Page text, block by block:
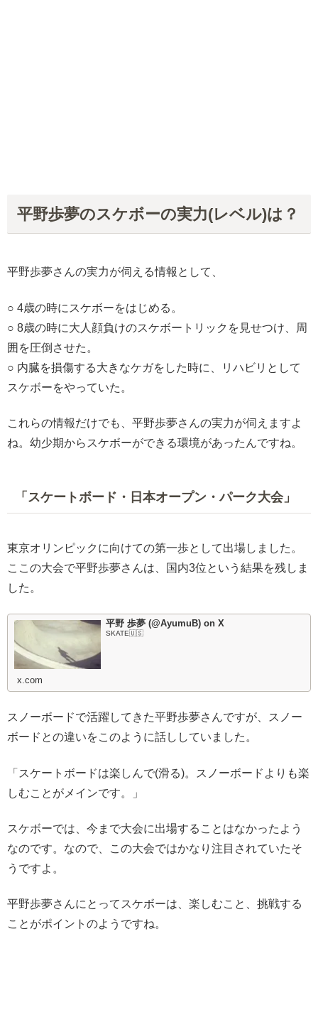
平野歩夢のスケボーの実力(レベル)は？
平野歩夢さんの実力が伺える情報として、
○ 4歳の時にスケボーをはじめる。
○ 8歳の時に大人顔負けのスケボートリックを見せつけ、周
囲を圧倒させた。
○ 内臓を損傷する大きなケガをした時に、リハビリとして
スケボーをやっていた。
これらの情報だけでも、平野歩夢さんの実力が伺えますよ
ね。幼少期からスケボーができる環境があったんですね。
「スケートボード・日本オープン・パーク大会」
東京オリンピックに向けての第一歩として出場しました。
ここの大会で平野歩夢さんは、国内3位という結果を残しま
した。
平野 歩夢 (@AyumuB) on X
SKATE🇺🇸
x.com
スノーボードで活躍してきた平野歩夢さんですが、スノー
ボードとの違いをこのように話ししていました。
「スケートボードは楽しんで(滑る)。スノーボードよりも楽
しむことがメインです。」
スケボーでは、今まで大会に出場することはなかったよう
なのです。なので、この大会ではかなり注目されていたそ
うですよ。
平野歩夢さんにとってスケボーは、楽しむこと、挑戦する
ことがポイントのようですね。